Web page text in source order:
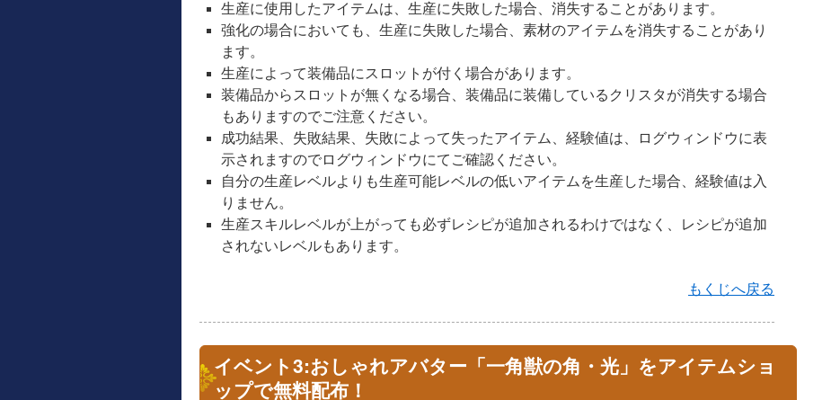
生産に使用したアイテムは、生産に失敗した場合、消失することがあります。
強化の場合においても、生産に失敗した場合、素材のアイテムを消失することがあり
ます。
生産によって装備品にスロットが付く場合があります。
装備品からスロットが無くなる場合、装備品に装備しているクリスタが消失する場合
もありますのでご注意ください。
成功結果、失敗結果、失敗によって失ったアイテム、経験値は、ログウィンドウに表
示されますのでログウィンドウにてご確認ください。
自分の生産レベルよりも生産可能レベルの低いアイテムを生産した場合、経験値は入
りません。
生産スキルレベルが上がっても必ずレシピが追加されるわけではなく、レシピが追加
されないレベルもあります。
もくじへ戻る
イベント3:おしゃれアバター「一角獣の角・光」をアイテムショ
ップで無料配布！